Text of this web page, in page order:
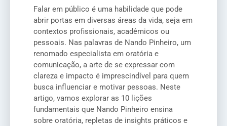
Falar em público é uma habilidade que pode
abrir portas em diversas áreas da vida, seja em
contextos profissionais, acadêmicos ou
pessoais. Nas palavras de Nando Pinheiro, um
renomado especialista em oratória e
comunicação, a arte de se expressar com
clareza e impacto é imprescindível para quem
busca influenciar e motivar pessoas. Neste
artigo, vamos explorar as 10 lições
fundamentais que Nando Pinheiro ensina
sobre oratória, repletas de insights práticos e